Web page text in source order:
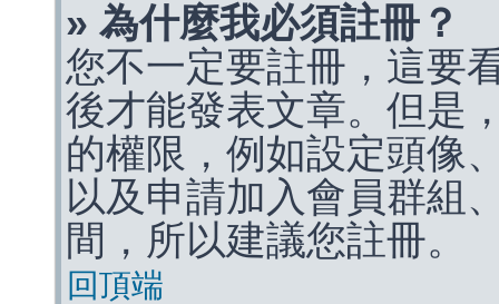
» 為什麼我必須註冊？
您不一定要註冊，這要
後才能發表文章。但是
的權限，例如設定頭像
以及申請加入會員群組
間，所以建議您註冊。
回頂端